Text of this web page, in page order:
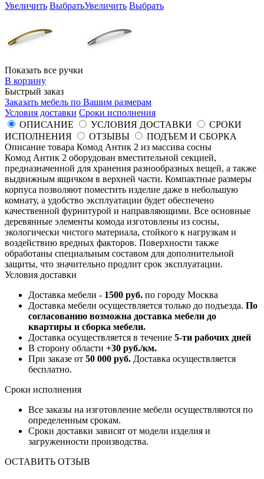
Увеличить ВыбратьУвеличить Выбрать
Показать все ручки
В корзину
Быстрый заказ
Заказать мебель по Вашим размерам
Условия доставки Сроки исполнения
ОПИСАНИЕ
УСЛОВИЯ ДОСТАВКИ
СРОКИ
ИСПОЛНЕНИЯ
ОТЗЫВЫ
ПОДЪЕМ И СБОРКА
Описание товара Комод Антик 2 из массива сосны
Комод Антик 2 оборудован вместительной секцией,
предназначенной для хранения разнообразных вещей, а также
выдвижным ящичком в верхней части. Компактные размеры
корпуса позволяют поместить изделие даже в небольшую
комнату, а удобство эксплуатации будет обеспечено
качественной фурнитурой и направляющими. Все основные
деревянные элементы комода изготовлены из сосны,
экологически чистого материала, стойкого к нагрузкам и
воздействию вредных факторов. Поверхности также
обработаны специальным составом для дополнительной
защиты, что значительно продлит срок эксплуатации.
Условия доставки
Доставка мебели - 1500 руб. по городу Москва
Доставка мебели осуществляется только до подъезда. По
согласованию возможна доставка мебели до
квартиры и сборка мебели.
Доставка осуществляется в течение 5-ти рабочих дней
В сторону области +30 руб./км.
При заказе от 50 000 руб. Доставка осуществляется
бесплатно.
Сроки исполнения
Все заказы на изготовление мебели осуществляются по
определенным срокам.
Сроки доставки зависят от модели изделия и
загруженности производства.
ОСТАВИТЬ ОТЗЫВ